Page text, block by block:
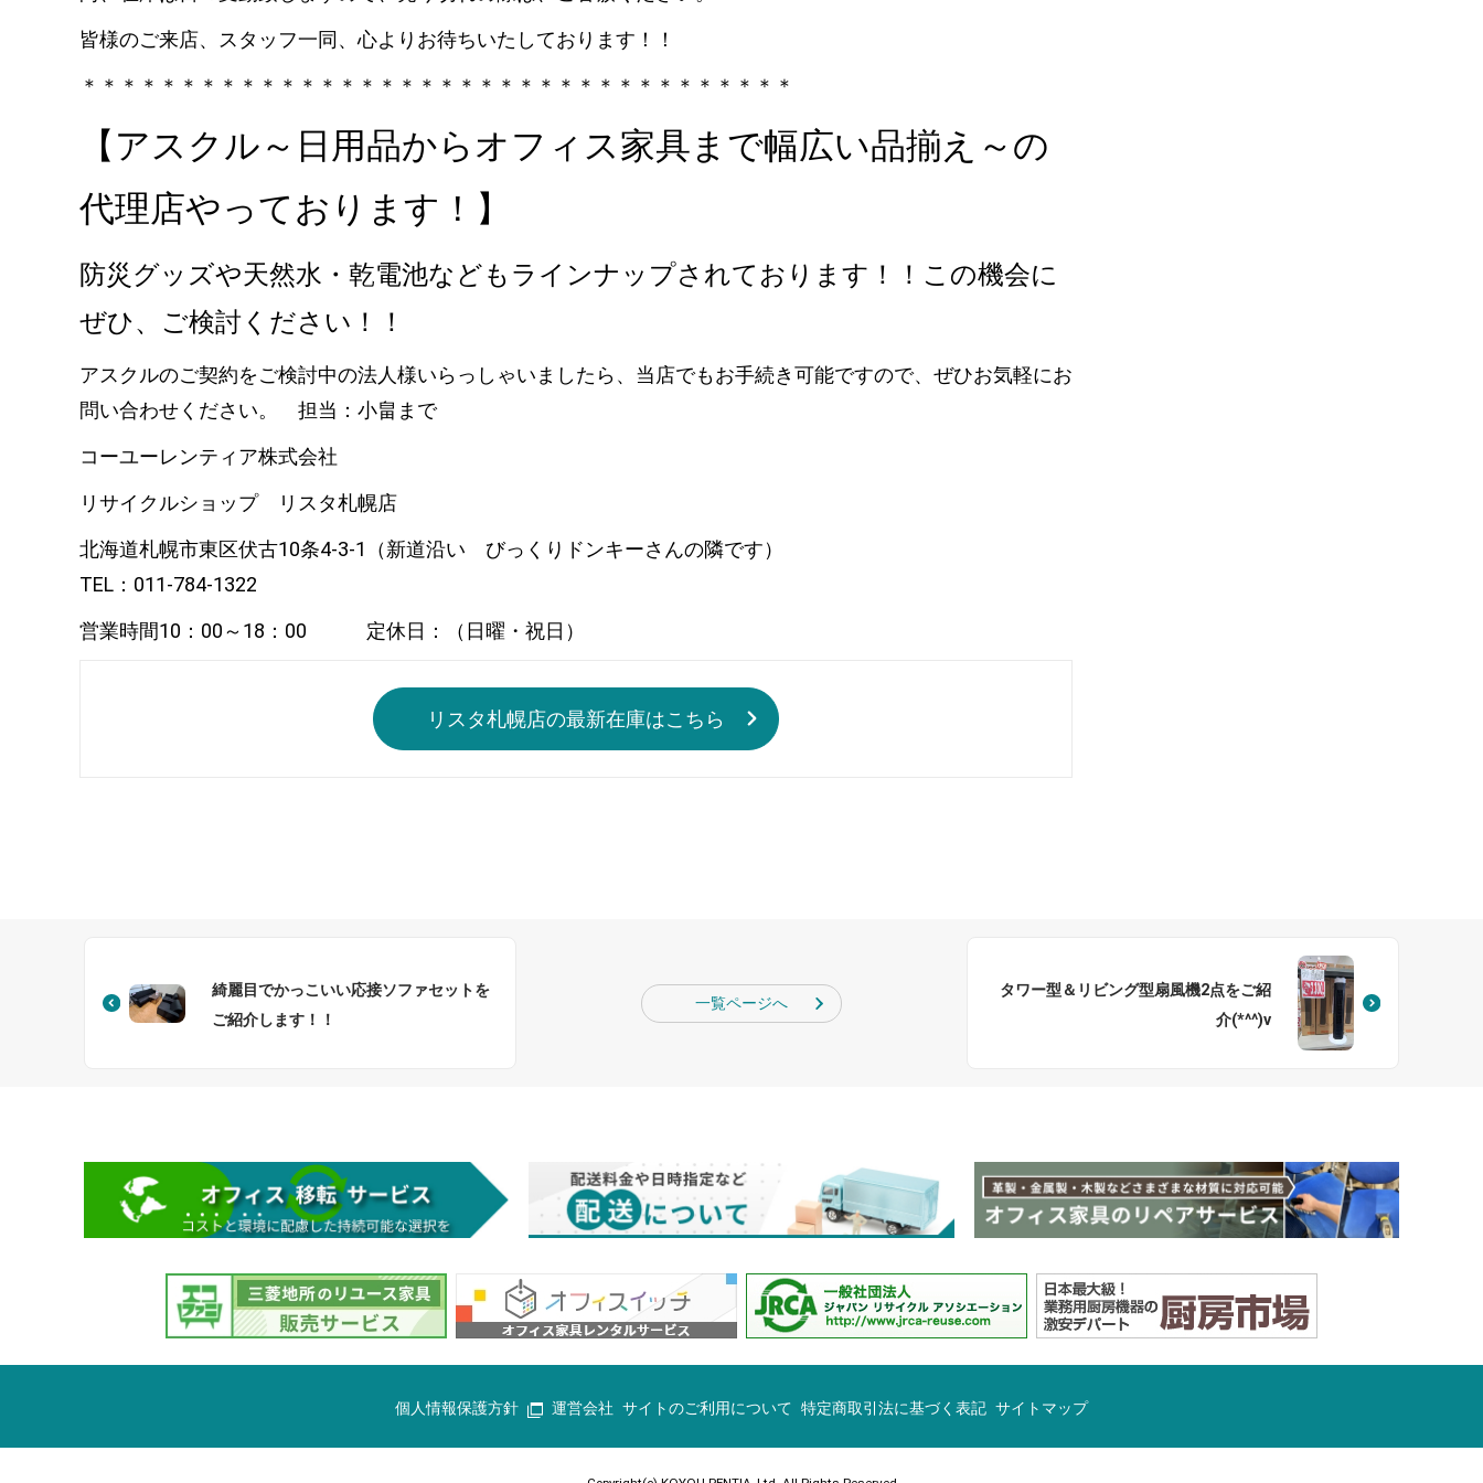
皆様のご来店、スタッフ一同、心よりお待ちいたしております！！
＊＊＊＊＊＊＊＊＊＊＊＊＊＊＊＊＊＊＊＊＊＊＊＊＊＊＊＊＊＊＊＊＊＊＊＊
【アスクル～日用品からオフィス家具まで幅広い品揃え～の
代理店やっております！】
防災グッズや天然水・乾電池などもラインナップされております！！この機会に
ぜひ、ご検討ください！！
アスクルのご契約をご検討中の法人様いらっしゃいましたら、当店でもお手続き可能ですので、ぜひお気軽にお
問い合わせください。 担当：小畠まで
コーユーレンティア株式会社
リサイクルショップ リスタ札幌店
北海道札幌市東区伏古10条4-3-1（新道沿い びっくりドンキーさんの隣です）
TEL：011-784-1322
営業時間10：00～18：00 定休日：（日曜・祝日）
リスタ札幌店の最新在庫はこちら
綺麗目でかっこいい応接ソファセットを
ご紹介します！！
タワー型＆リビング型扇風機2点をご紹
介(*^^)v
一覧ページへ
個人情報保護方針 運営会社 サイトのご利用について 特定商取引法に基づく表記 サイトマップ